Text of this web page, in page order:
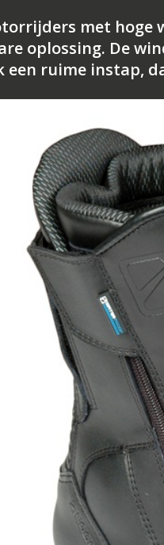
met hoge
oplossing. De
een ruime instap,